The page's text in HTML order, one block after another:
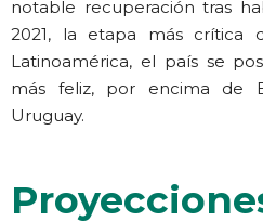
notable recuperación tras
2021, la etapa más crítica
Latinoamérica, el país se
más feliz, por encima de
Uruguay.